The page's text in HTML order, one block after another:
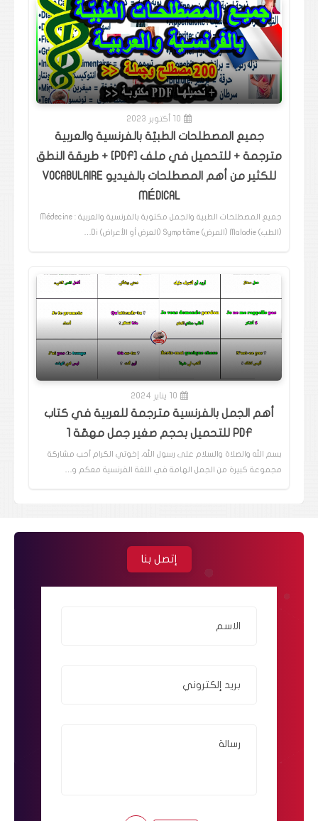
10 أكتوبر 2023
جميع المصطلحات الطبيّة بالفرنسية والعربية
مترجمة + للتحميل في ملف [PDF] + طريقة النطق
للكثير من أهم المصطلحات بالفيديو VOCABULAIRE
MÉDICAL
جميع المصطلحات الطبية والجمل مكتوبة بالفرنسية والعربية : Médecine
(الطب) Maladie (المرض) Symptôme (العرض أو الأعراض) Di…
10 يناير 2024
أهم الجمل بالفرنسية مترجمة للعربية في كتاب
PDF للتحميل بحجم صغير جمل مهمّة 1
بسم الله والصلاة والسلام على رسول الله، إخوتي الكرام أحب مشاركة
مجموعة كبيرة من الجمل الهامة في اللغة الفرنسية معكم و…
إتصل بنا
الاسم
بريد إلكتروني
رسالة